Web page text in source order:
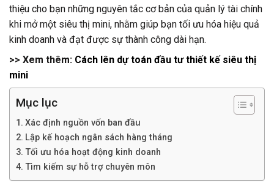
thiệu cho bạn những nguyên tắc cơ bản của quản lý tài chính
khi mở một siêu thị mini, nhằm giúp bạn tối ưu hóa hiệu quả
kinh doanh và đạt được sự thành công dài hạn.
>> Xem thêm: Cách lên dự toán đầu tư thiết kế siêu thị
mini
Mục lục
Xác định nguồn vốn ban đầu
Lập kế hoạch ngân sách hàng tháng
Tối ưu hóa hoạt động kinh doanh
Tìm kiếm sự hỗ trợ chuyên môn